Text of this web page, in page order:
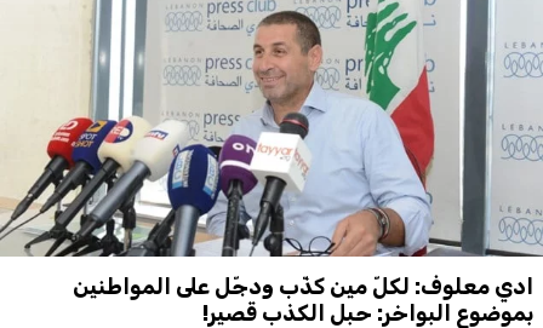
ادي معلوف: لكلّ مين كذّب ودجّل على المواطنين
بموضوع البواخر: حبل الكذب قصير!